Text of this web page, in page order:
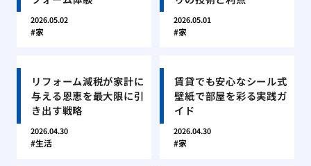
2026.05.02
家
2026.05.01
家
リフォーム減税が家計に
与える恩恵を最大限に引
き出す戦略
2026.04.30
生活
賃貸でも安心なシール式
壁紙で部屋を彩る実践ガ
イド
2026.04.30
家